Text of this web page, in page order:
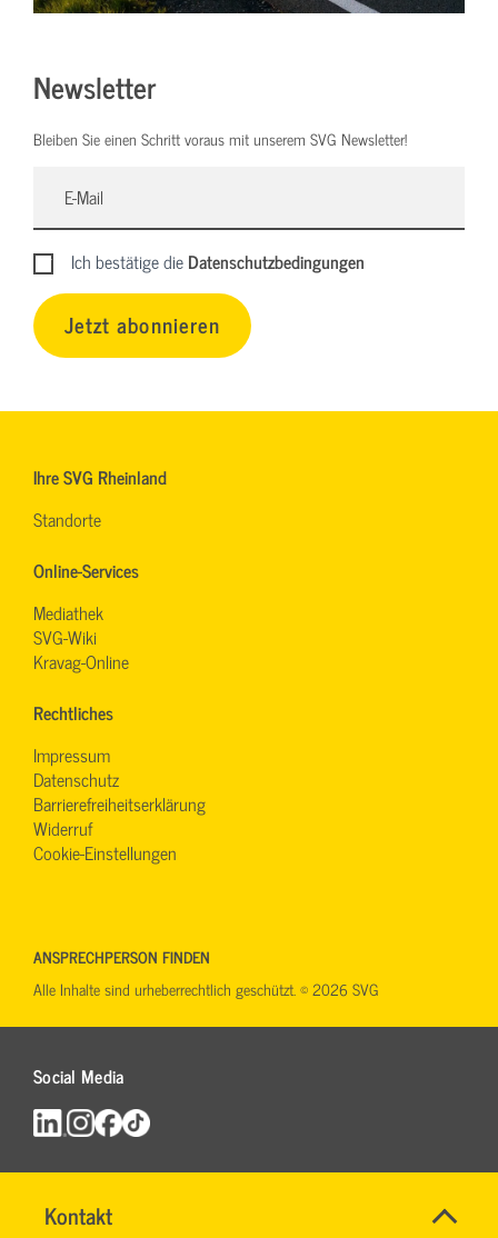
Kontakt
JÜRGEN
Name*
Aktuelle
LKW-
Newsletter
Bleiben Sie einen Schritt voraus mit unserem SVG Newsletter!
Ich bestätige dieDatenschutzbedingungen
Jetzt abonnieren
Ihre SVG Rheinland
Standorte
Online-Services
Mediathek
SVG-Wiki
Kravag-Online
Rechtliches
Impressum
Datenschutz
Barrierefreiheitserklärung
Widerruf
Cookie-Einstellungen
Social Media
ANSPRECHPERSON FINDEN
Alle Inhalte sind urheberrechtlich geschützt. © 2026 SVG